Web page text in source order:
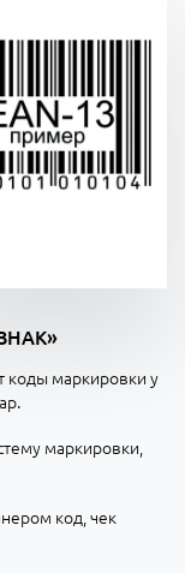
коды маркировки у
маркировки,
код, чек